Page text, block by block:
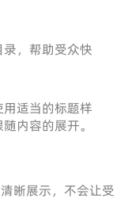
，帮助受众快
适当的标题样
内容的展开。
晰展示，不会让受